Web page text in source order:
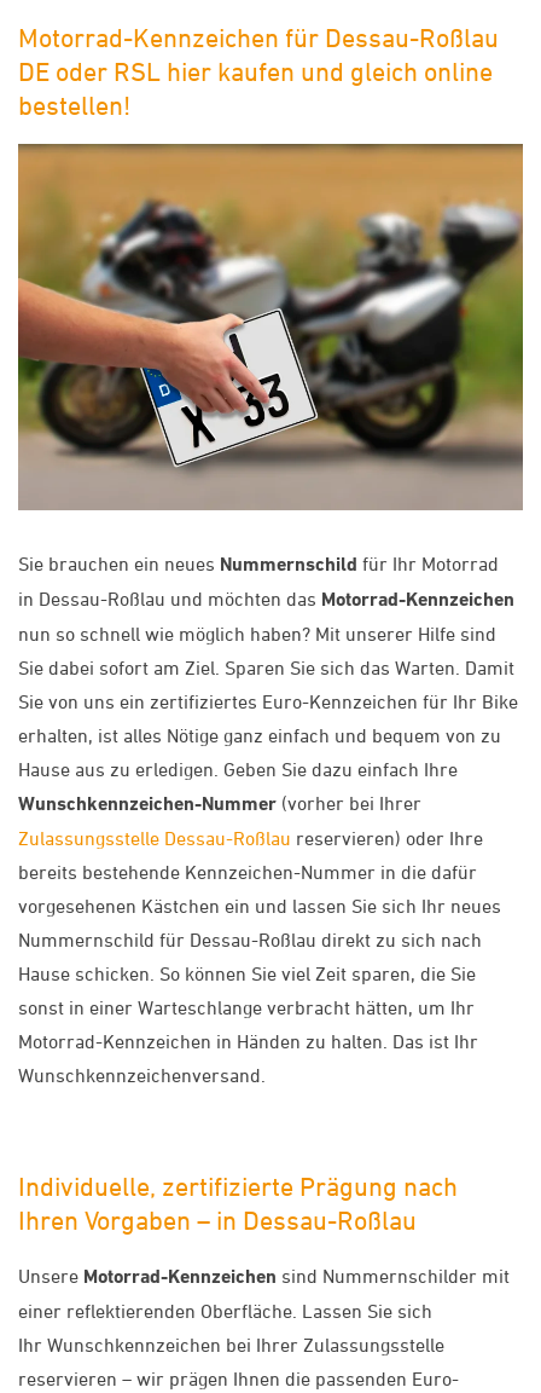
Motorrad-Kennzeichen für Dessau-Roßlau
DE oder RSL hier kaufen und gleich online
bestellen!
Sie brauchen ein neues Nummernschild für Ihr Motorrad
in Dessau-Roßlau und möchten das Motorrad-Kennzeichen
nun so schnell wie möglich haben? Mit unserer Hilfe sind
Sie dabei sofort am Ziel. Sparen Sie sich das Warten. Damit
Sie von uns ein zertifiziertes Euro-Kennzeichen für Ihr Bike
erhalten, ist alles Nötige ganz einfach und bequem von zu
Hause aus zu erledigen. Geben Sie dazu einfach Ihre
Wunschkennzeichen-Nummer (vorher bei Ihrer
Zulassungsstelle Dessau-Roßlau reservieren) oder Ihre
bereits bestehende Kennzeichen-Nummer in die dafür
vorgesehenen Kästchen ein und lassen Sie sich Ihr neues
Nummernschild für Dessau-Roßlau direkt zu sich nach
Hause schicken. So können Sie viel Zeit sparen, die Sie
sonst in einer Warteschlange verbracht hätten, um Ihr
Motorrad-Kennzeichen in Händen zu halten. Das ist Ihr
Wunschkennzeichenversand.
Individuelle, zertifizierte Prägung nach
Ihren Vorgaben – in Dessau-Roßlau
Unsere Motorrad-Kennzeichen sind Nummernschilder mit
einer reflektierenden Oberfläche. Lassen Sie sich
Ihr Wunschkennzeichen bei Ihrer Zulassungsstelle
reservieren – wir prägen Ihnen die passenden Euro-